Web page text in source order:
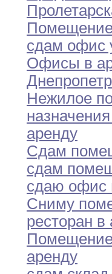
Помещение
сдам офис
Офисы в
Нежилое
аренду
Сдам
сдам
сдаю офис
Сниму
ресторан в
Помещение
аренду